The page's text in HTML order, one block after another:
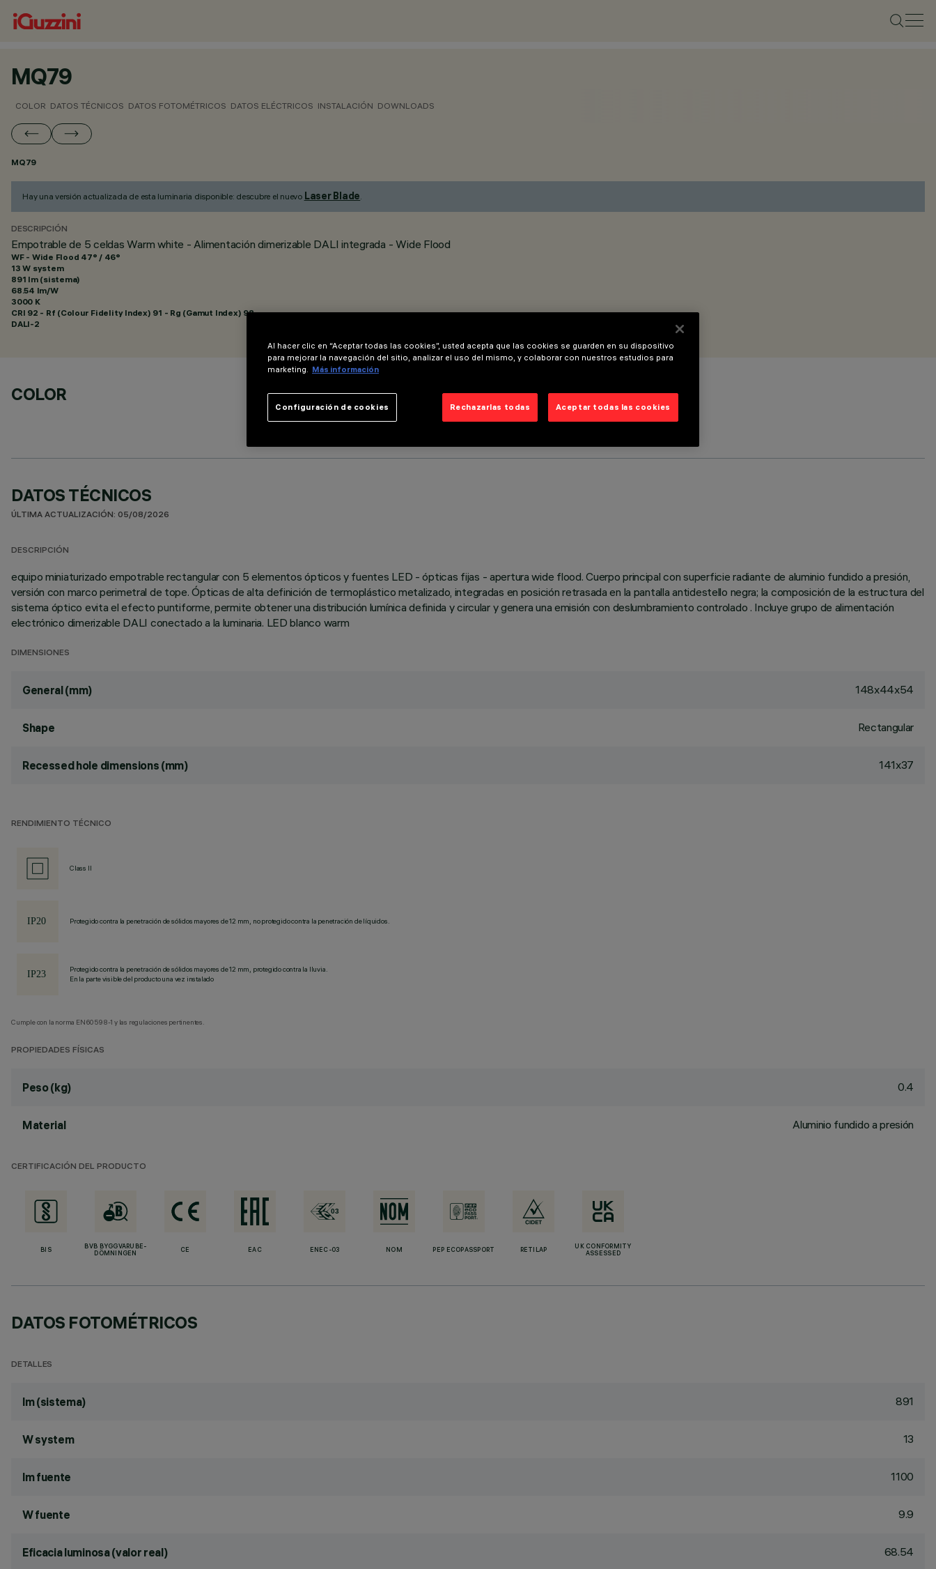
MQ79
COLOR DATOS TÉCNICOS DATOS FOTOMÉTRICOS DATOS ELÉCTRICOS INSTALACIÓN DOWNLOADS
MQ79
Hay una versión actualizada de esta luminaria disponible: descubre el nuevo Laser Blade.
DESCRIPCIÓN
Empotrable de 5 celdas Warm white - Alimentación dimerizable DALI integrada - Wide Flood
WF - Wide Flood 47° / 46°
13 W system
891 lm (sistema)
68.54 lm/W
3000 K
CRI 92 - Rf (Colour Fidelity Index) 91 - Rg (Gamut Index) 98
DALI-2
COLOR
DATOS TÉCNICOS
ÚLTIMA ACTUALIZACIÓN: 05/08/2026
DESCRIPCIÓN
equipo miniaturizado empotrable rectangular con 5 elementos ópticos y fuentes LED - ópticas fijas - apertura wide flood. Cuerpo principal con superficie radiante de aluminio fundido a presión,
versión con marco perimetral de tope. Ópticas de alta definición de termoplástico metalizado, integradas en posición retrasada en la pantalla antidestello negra; la composición de la estructura del
sistema óptico evita el efecto puntiforme, permite obtener una distribución lumínica definida y circular y genera una emisión con deslumbramiento controlado . Incluye grupo de alimentación
electrónico dimerizable DALI conectado a la luminaria. LED blanco warm
DIMENSIONES
General (mm) 148x44x54
Shape Rectangular
Recessed hole dimensions (mm) 141x37
RENDIMIENTO TÉCNICO
Class II
Protegido contra la penetración de sólidos mayores de 12 mm, no protegido contra la penetración de líquidos.
Protegido contra la penetración de sólidos mayores de 12 mm, protegido contra la lluvia.
En la parte visible del producto una vez instalado
Cumple con la norma EN60598-1 y las regulaciones pertinentes.
PROPIEDADES FÍSICAS
Peso (kg) 0.4
Material Aluminio fundido a presión
CERTIFICACIÓN DEL PRODUCTO
BIS
BVB BYGGVARUBE-
DÖMNINGEN
CE EAC ENEC-03 NOM PEP ECOPASSPORT RETILAP
UK CONFORMITY
ASSESSED
DATOS FOTOMÉTRICOS
DETALLES
lm (sistema) 891
W system 13
lm fuente 1100
W fuente 9.9
Eficacia luminosa (valor real) 68.54
Al hacer clic en “Aceptar todas las cookies”, usted acepta que las cookies se guarden en su dispositivo
para mejorar la navegación del sitio, analizar el uso del mismo, y colaborar con nuestros estudios para
marketing. Más información
Rechazarlas todas Aceptar todas las cookies
Configuración de cookies